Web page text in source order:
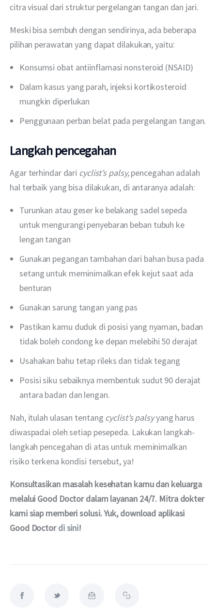
citra visual dari struktur pergelangan tangan dan jari.
Meski bisa sembuh dengan sendirinya, ada beberapa
pilihan perawatan yang dapat dilakukan, yaitu:
Konsumsi obat antiinflamasi nonsteroid (NSAID)
Dalam kasus yang parah, injeksi kortikosteroid
mungkin diperlukan
Penggunaan perban belat pada pergelangan tangan.
Langkah pencegahan
Agar terhindar dari cyclist’s palsy, pencegahan adalah
hal terbaik yang bisa dilakukan, di antaranya adalah:
Turunkan atau geser ke belakang sadel sepeda
untuk mengurangi penyebaran beban tubuh ke
lengan tangan
Gunakan pegangan tambahan dari bahan busa pada
setang untuk meminimalkan efek kejut saat ada
benturan
Gunakan sarung tangan yang pas
Pastikan kamu duduk di posisi yang nyaman, badan
tidak boleh condong ke depan melebihi 50 derajat
Usahakan bahu tetap rileks dan tidak tegang
Posisi siku sebaiknya membentuk sudut 90 derajat
antara badan dan lengan.
Nah, itulah ulasan tentang cyclist’s palsy yang harus
diwaspadai oleh setiap pesepeda. Lakukan langkah-
langkah pencegahan di atas untuk meminimalkan
risiko terkena kondisi tersebut, ya!
Konsultasikan masalah kesehatan kamu dan keluarga
melalui Good Doctor dalam layanan 24/7. Mitra dokter
kami siap memberi solusi. Yuk, download aplikasi
Good Doctor di sini!